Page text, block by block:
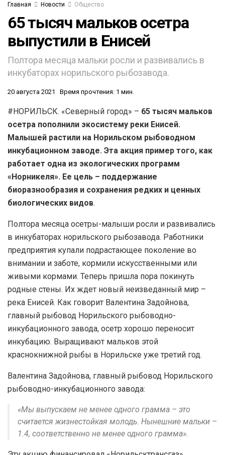
Главная Новости Общество
65 тысяч мальков осетра
выпустили в Енисей
Полтора месяца мальки росли и развивались в
инкубаторах норильского рыбозавода.
20 августа 2021 Время прочтения: 1 мин.
#НОРИЛЬСК. «Северный город» – 65 тысяч мальков
осетра пополнили экосистему реки Енисей.
Малышей растили на Норильском рыбоводном
инкубационном заводе. Эта акция пример того, как
работает одна из экологических программ
«Норникеля». Ее цель – поддержание
биоразнообразия и сохранения редких и ценных
биологических видов.
Полтора месяца осетры-малыши росли и развивались
в инкубаторах норильского рыбозавода. Работники
предприятия купали подрастающее поколение во
внимании и заботе, кормили искусственными или
живыми кормами. Теперь пришла пора покинуть
родные стены. Их ждет новый неизведанный мир –
река Енисей. Как говорит Валентина Задойнова,
главный рыбовод Норильского рыбоводно-
инкубационного завода, осетр хорошо переносит
инкубацию. Выращивают мальков этой
краснокнижной рыбы в Норильске уже третий год.
Валентина Задойнова, главный рыбовод Норильского
рыбоводно-инкубационного завода:
«Мы выпускаем не менее одного грамма – это
считается жизнестойкая молодь. Нынешние мальки –
1.4, соответственно не менее одного грамма».